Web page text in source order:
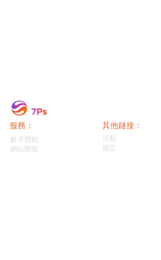
服務：
數字營銷
網站開發
其他鏈接：
活動
感言